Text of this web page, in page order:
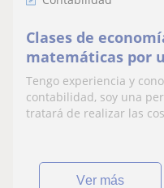
Clases de
matemáticas por
Tengo experiencia y
contabilidad, soy una
tratará de realizar las
ver más